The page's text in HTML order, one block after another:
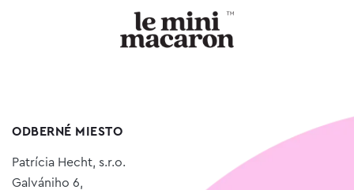
ODBERNÉ MIESTO
Patrícia Hecht, s.r.o.
Galvániho 6,